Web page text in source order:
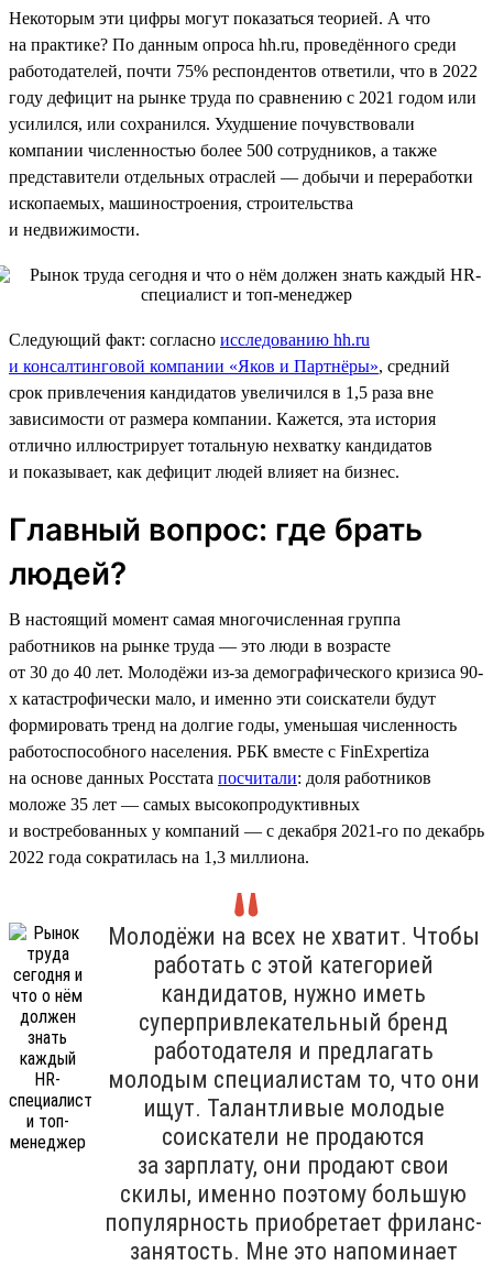
Некоторым эти цифры могут показаться теорией. А что
на практике? По данным опроса hh.ru, проведённого среди
работодателей, почти 75% респондентов ответили, что в 2022
году дефицит на рынке труда по сравнению с 2021 годом или
усилился, или сохранился. Ухудшение почувствовали
компании численностью более 500 сотрудников, а также
представители отдельных отраслей — добычи и переработки
ископаемых, машиностроения, строительства
и недвижимости.
Следующий факт: согласно исследованию hh.ru
и консалтинговой компании «Яков и Партнёры», средний
срок привлечения кандидатов увеличился в 1,5 раза вне
зависимости от размера компании. Кажется, эта история
отлично иллюстрирует тотальную нехватку кандидатов
и показывает, как дефицит людей влияет на бизнес.
Главный вопрос: где брать
людей?
В настоящий момент самая многочисленная группа
работников на рынке труда — это люди в возрасте
от 30 до 40 лет. Молодёжи из-за демографического кризиса 90-
х катастрофически мало, и именно эти соискатели будут
формировать тренд на долгие годы, уменьшая численность
работоспособного населения. РБК вместе с FinExpertiza
на основе данных Росстата посчитали: доля работников
моложе 35 лет — самых высокопродуктивных
и востребованных у компаний — с декабря 2021-го по декабрь
2022 года сократилась на 1,3 миллиона.
Молодёжи на всех не хватит. Чтобы
работать с этой категорией
кандидатов, нужно иметь
суперпривлекательный бренд
работодателя и предлагать
молодым специалистам то, что они
ищут. Талантливые молодые
соискатели не продаются
за зарплату, они продают свои
скилы, именно поэтому большую
популярность приобретает фриланс-
занятость. Мне это напоминает